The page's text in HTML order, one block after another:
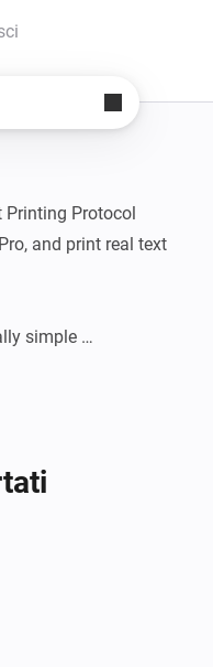
Printing Protocol
and print real text
simple
perfectly with